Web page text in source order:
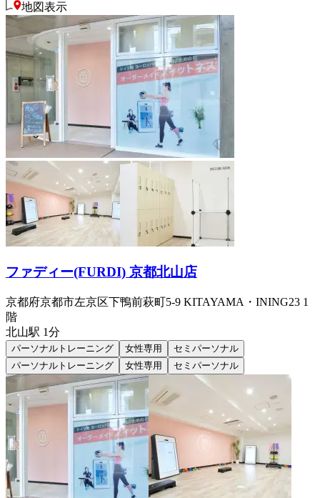
地図表示
ファディー(FURDI) 京都北山店
京都府京都市左京区下鴨前萩町5-9 KITAYAMA・INING23 1
階
北山駅 1分
パーソナルトレーニング 女性専用
セミパーソナル
パーソナルトレーニング
女性専用 セミパーソナル